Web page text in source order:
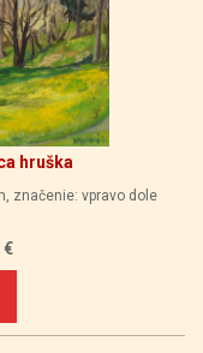
hruška
značenie: vpravo dole
€